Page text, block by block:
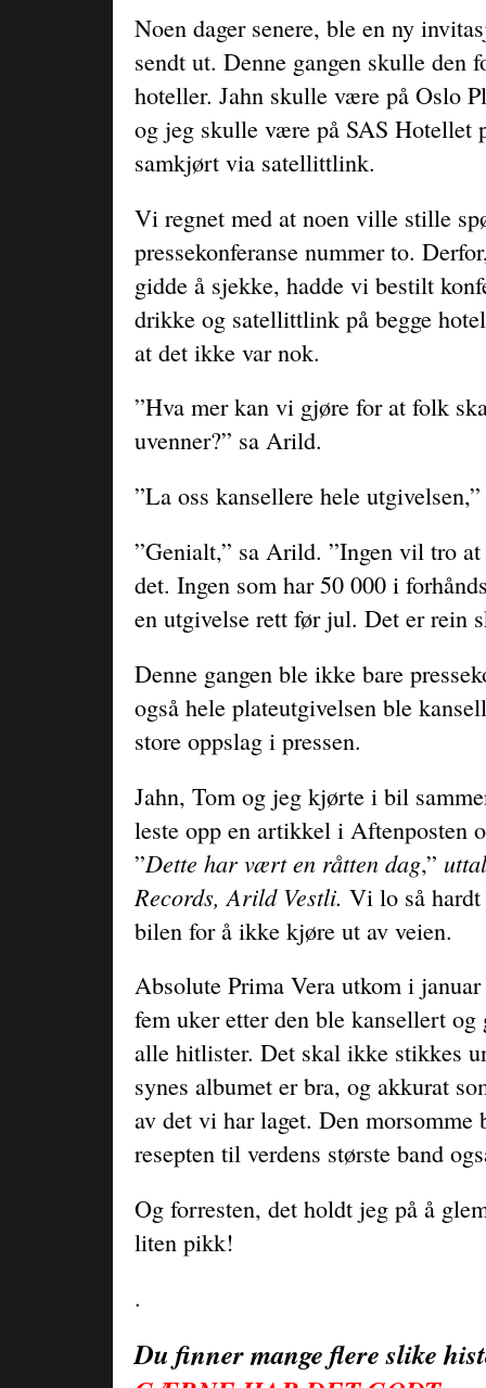
Noen dager senere, ble en ny
sendt ut. Denne gangen skulle den
hoteller. Jahn skulle være på Oslo
og jeg skulle være på SAS Hotellet
samkjørt via satellittlink.
Vi regnet med at noen ville stille
pressekonferanse nummer to.
gidde å sjekke, hadde vi bestilt
drikke og satellittlink på begge
at det ikke var nok.
”Hva mer kan vi gjøre for at folk
uvenner?” sa Arild.
”La oss kansellere hele
”Genialt,” sa Arild. ”Ingen vil tro
det. Ingen som har 50 000 i
en utgivelse rett før jul. Det er rein
Denne gangen ble ikke bare
også hele plateutgivelsen ble
store oppslag i pressen.
Jahn, Tom og jeg kjørte i bil
leste opp en artikkel i Aftenposten
”Dette har vært en råtten dag,”
Records, Arild Vestli. Vi lo så
bilen for å ikke kjøre ut av veien.
Absolute Prima Vera utkom i
fem uker etter den ble kansellert
alle hitlister. Det skal ikke stikkes
synes albumet er bra, og akkurat
av det vi har laget. Den morsomme
resepten til verdens største band
Og forresten, det holdt jeg på å
liten pikk!
.
Du finner mange flere slike